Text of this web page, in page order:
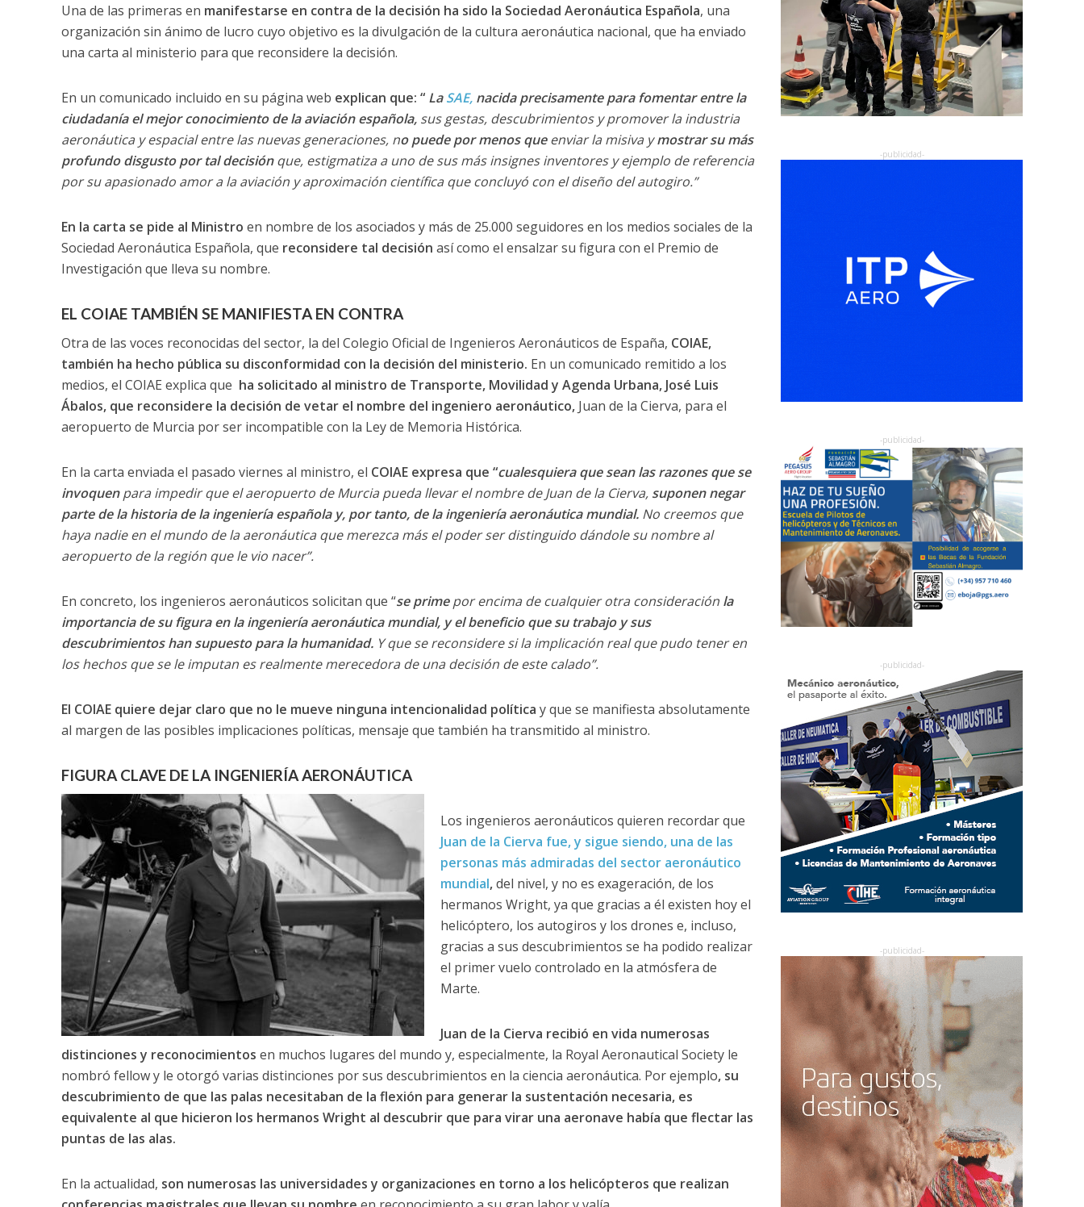
Una de las primeras en manifestarse en contra de la decisión ha sido la Sociedad Aeronáutica Española, una
organización sin ánimo de lucro cuyo objetivo es la divulgación de la cultura aeronáutica nacional, que ha enviado
una carta al ministerio para que reconsidere la decisión.
En un comunicado incluido en su página web explican que: “LaSAE,nacida precisamente para fomentar entre la
ciudadanía el mejor conocimiento de la aviación española,sus gestas, descubrimientos y promover la industria
aeronáutica y espacial entre las nuevas generaciones, no puede por menos queenviar la misiva ymostrar su más
profundo disgusto por tal decisiónque, estigmatiza a uno de sus más insignes inventores y ejemplo de referencia
por su apasionado amor a la aviación y aproximación científica que concluyó con el diseño del autogiro.”
En la carta se pide al Ministro en nombre de los asociados y más de 25.000 seguidores en los medios sociales de la
Sociedad Aeronáutica Española, que reconsidere tal decisión así como el ensalzar su figura con el Premio de
Investigación que lleva su nombre.
EL COIAE TAMBIÉN SE MANIFIESTA EN CONTRA
Otra de las voces reconocidas del sector, la del Colegio Oficial de Ingenieros Aeronáuticos de España, COIAE,
también ha hecho pública su disconformidad con la decisión del ministerio. En un comunicado remitido a los
medios, el COIAE explica que ha solicitado al ministro de Transporte, Movilidad y Agenda Urbana, José Luis
Ábalos, que reconsidere la decisión de vetar el nombre del ingeniero aeronáutico,Juan de la Cierva, para el
aeropuerto de Murcia por ser incompatible con la Ley de Memoria Histórica.
En la carta enviada el pasado viernes al ministro, el COIAE expresa que “cualesquiera que sean las razones que se
invoquenpara impedir que el aeropuerto de Murcia pueda llevar el nombre de Juan de la Cierva, suponen negar
parte de la historia de la ingeniería española y, por tanto, de la ingeniería aeronáutica mundial.No creemos que
haya nadie en el mundo de la aeronáutica que merezca más el poder ser distinguido dándole su nombre al
aeropuerto de la región que le vio nacer”.
En concreto, los ingenieros aeronáuticos solicitan que “se primepor encima de cualquier otra consideración la
importancia de su figura en la ingeniería aeronáutica mundial, y el beneficio que su trabajo y sus
descubrimientos han supuesto para la humanidad.Y que se reconsidere si la implicación real que pudo tener en
los hechos que se le imputan es realmente merecedora de una decisión de este calado”.
El COIAE quiere dejar claro que no le mueve ninguna intencionalidad política y que se manifiesta absolutamente
al margen de las posibles implicaciones políticas, mensaje que también ha transmitido al ministro.
FIGURA CLAVE DE LA INGENIERÍA AERONÁUTICA
Los ingenieros aeronáuticos quieren recordar que
Juan de la Cierva fue, y sigue siendo, una de las
personas más admiradas del sector aeronáutico
mundial,del nivel, y no es exageración, de los
hermanos Wright, ya que gracias a él existen hoy el
helicóptero, los autogiros y los drones e, incluso,
gracias a sus descubrimientos se ha podido realizar
el primer vuelo controlado en la atmósfera de
Marte.
Juan de la Cierva recibió en vida numerosas
distinciones y reconocimientos en muchos lugares del mundo y, especialmente, la Royal Aeronautical Society le
nombró fellow y le otorgó varias distinciones por sus descubrimientos en la ciencia aeronáutica. Por ejemplo, su
descubrimiento de que las palas necesitaban de la flexión para generar la sustentación necesaria, es
equivalente al que hicieron los hermanos Wright al descubrir que para virar una aeronave había que flectar las
puntas de las alas.
En la actualidad, son numerosas las universidades y organizaciones en torno a los helicópteros que realizan